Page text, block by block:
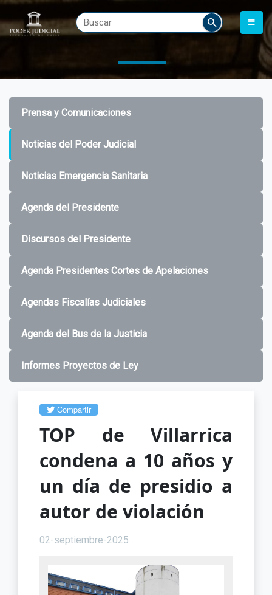
Prensa y Comunicaciones
Noticias del Poder Judicial
Noticias Emergencia Sanitaria
Agenda del Presidente
Discursos del Presidente
Agenda Presidentes Cortes de Apelaciones
Agendas Fiscalías Judiciales
Agenda del Bus de la Justicia
Informes Proyectos de Ley
Compartir
TOP de Villarrica
condena a 10 años y
un día de presidio a
autor de violación
02-septiembre-2025